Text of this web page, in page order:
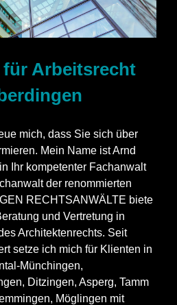
Arbeitsrecht
mich, dass Sie sich über
Mein Name ist Arnd
Ihr kompetenter Fachanwalt
der renommierten
RECHTSANWÄLTE biete
und Vertretung in
Architektenrechts. Seit
setze ich mich für Klienten in
Münchingen,
Ditzingen, Asperg, Tamm
Möglingen mit